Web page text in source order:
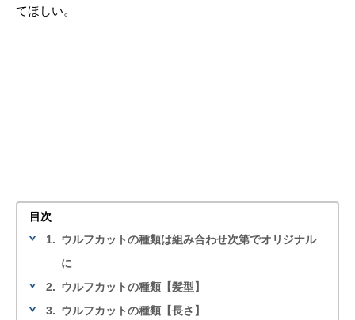
てほしい。
目次
1. ウルフカットの種類は組み合わせ次第でオリジナル
に
2. ウルフカットの種類【髪型】
3. ウルフカットの種類【長さ】